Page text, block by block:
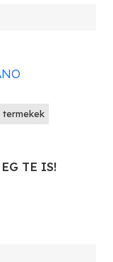
TE IS!